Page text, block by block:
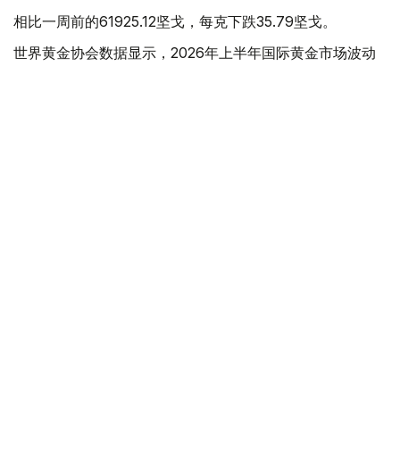
相比一周前的61925.12坚戈，每克下跌35.79坚戈。
世界黄金协会数据显示，2026年上半年国际黄金市场波动